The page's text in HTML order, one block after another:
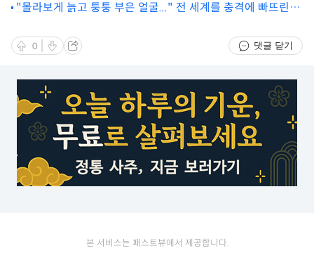
인근 낭떠러지서 포착
"몰라보게 늙고 퉁퉁 부은 얼굴..." 전 세계를 충격에 빠뜨린
0 댓글 닫기
본 서비스는 패스트뷰에서 제공합니다.